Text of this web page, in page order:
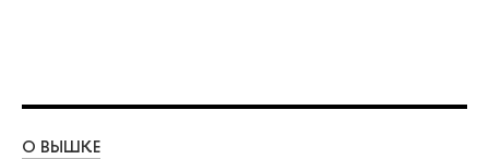
О ВЫШКЕ